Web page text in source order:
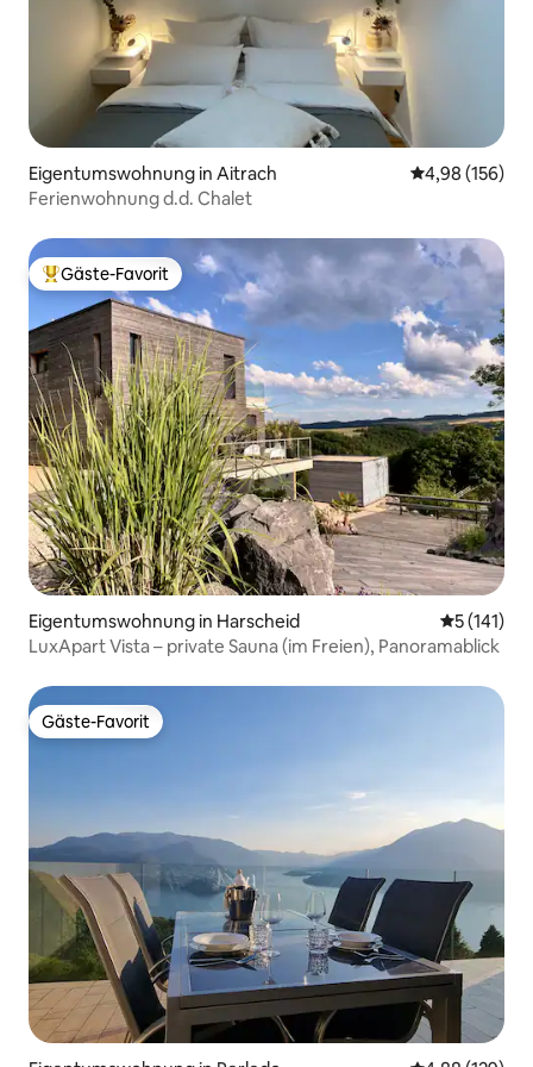
Eigentumswohnung in Aitrach
4,98 (156)
Ferienwohnung d.d. Chalet
Beliebter Gäste-Favorit.
Gäste-Favorit
Eigentumswohnung in Harscheid
5 (141)
LuxApart Vista – private Sauna (im Freien), Panoramablick
Gäste-Favorit
Gäste-Favorit